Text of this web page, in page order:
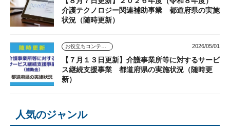
介護テクノロジー関連補助事業 都道府県の実施
状況（随時更新）
2026/05/01
【７月１３日更新】介護事業所等に対するサービ
ス継続支援事業 都道府県の実施状況（随時更
新）
人気のジャンル